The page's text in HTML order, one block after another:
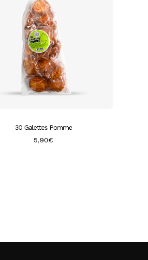
30 Galettes Pomme
5,90€